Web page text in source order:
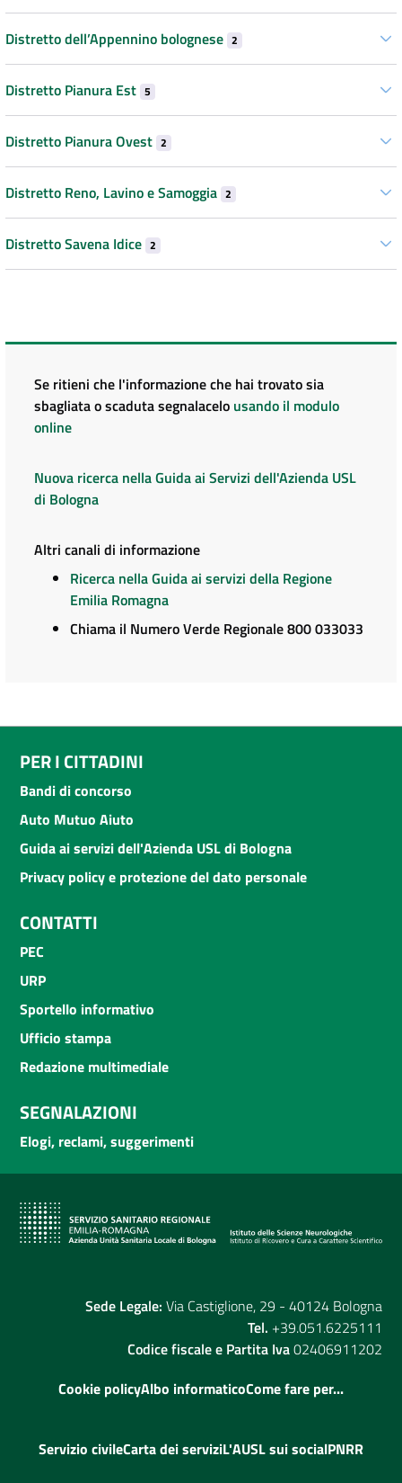
Distretto dell’Appennino bolognese 2
Distretto Pianura Est 5
Distretto Pianura Ovest 2
Distretto Reno, Lavino e Samoggia 2
Distretto Savena Idice 2
Se ritieni che l'informazione che hai trovato sia
sbagliata o scaduta segnalacelo usando il modulo
online
Nuova ricerca nella Guida ai Servizi dell'Azienda USL
di Bologna
Altri canali di informazione
Ricerca nella Guida ai servizi della Regione
Emilia Romagna
Chiama il Numero Verde Regionale 800 033033
PER I CITTADINI
Bandi di concorso
Auto Mutuo Aiuto
Guida ai servizi dell'Azienda USL di Bologna
Privacy policy e protezione del dato personale
CONTATTI
PEC
URP
Sportello informativo
Ufficio stampa
Redazione multimediale
SEGNALAZIONI
Elogi, reclami, suggerimenti
Sede Legale: Via Castiglione, 29 - 40124 Bologna
Tel. +39.051.6225111
Codice fiscale e Partita Iva02406911202
Cookie policyAlbo informaticoCome fare per...
Servizio civileCarta dei serviziL'AUSL sui socialPNRR